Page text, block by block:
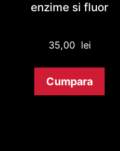
enzime si fluor
35,00 lei
Cumpara